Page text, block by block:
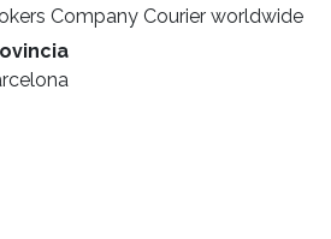
Company Courier worldwide